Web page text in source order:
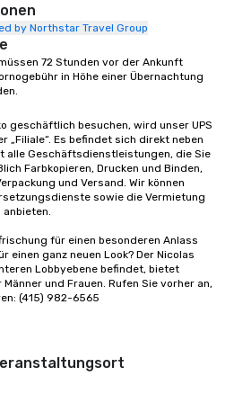
meeting events, from
Dining When meeting
corporate group
experience with three
signature dishes at
Our affordable tours
person with tax and
package upgrade is
provides guests a
at various stops. Build Your Network
to engage the person
by Northstar Travel Group
72 Stunden vor der Ankunft
in Höhe einer Übernachtung
geschäftlich besuchen, wird unser UPS
„Filiale“. Es befindet sich direkt neben
alle Geschäftsdienstleistungen, die Sie
Farbkopieren, Drucken und Binden,
und Versand. Wir können
sowie die Vermietung
anbieten.
für einen besonderen Anlass
einen ganz neuen Look? Der Nicolas
Lobbyebene befindet, bietet
und Frauen. Rufen Sie vorher an,
(415) 982-6565